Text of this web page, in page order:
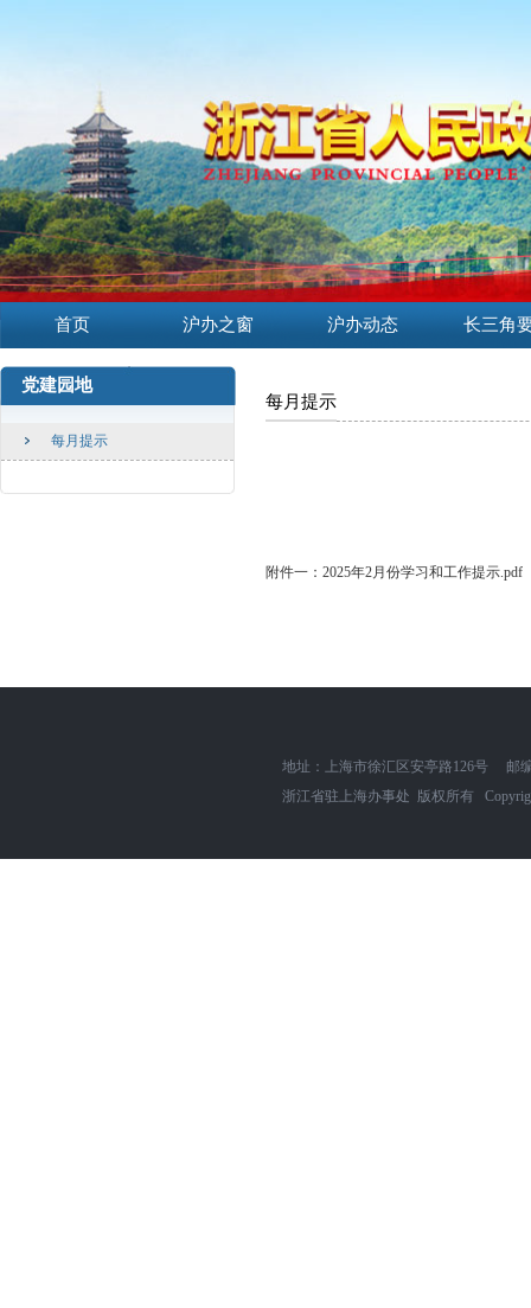
首页 沪办之窗 沪办动态 长三角
党建园地
每月提示
每月提示
附件一：2025年2月份学习和工作提示.pdf
地址：上海市徐汇区安亭路126号
邮
浙江省驻上海办事处 版权所有